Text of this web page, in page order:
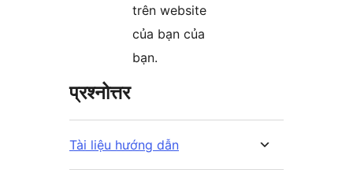
trên website
của bạn của
bạn.
प्रश्नोत्तर
Tài liệu hướng dẫn